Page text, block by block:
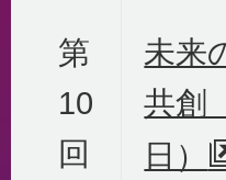
第
10
回
未来
共創
日）